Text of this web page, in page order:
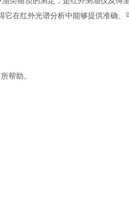
在红外光谱分析中能够提供准确、
帮助。